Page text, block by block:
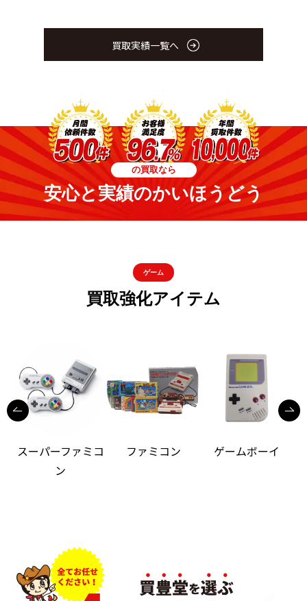
買取実績一覧へ
の買取なら
安心と実績のかいほうどう
ゲーム
買取強化アイテム
スーパーファミコ
ン
ファミコン ゲームボーイ